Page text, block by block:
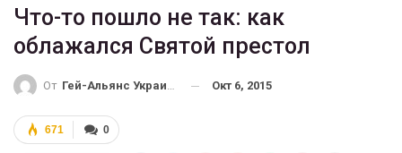
Что-то пошло не так: как
облажался Святой престол
От Гей-Альянс Украина Окт 6, 2015
0
671